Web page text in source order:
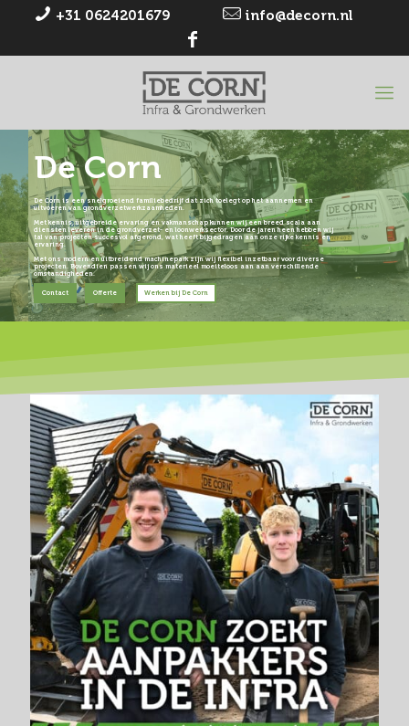
+31 0624201679 info@decorn.nl
Werken bij De Corn
De Corn
De Corn is een snelgroeiend familiebedrijf dat zich toelegt op het aannemen en
uitvoeren van grondverzetwerkzaamheden.
Met kennis, uitgebreide ervaring en vakmanschap kunnen wij een breed scala aan
diensten leveren in de grondverzet- en loonwerksector. Door de jaren heen hebben wij
tal van projecten succesvol afgerond, wat heeft bijgedragen aan onze rijke kennis en
ervaring.
Met ons modern en uitbreidend machinepark zijn wij flexibel inzetbaar voor diverse
projecten. Bovendien passen wij ons materieel moeiteloos aan aan verschillende
omstandigheden.
Contact Offerte